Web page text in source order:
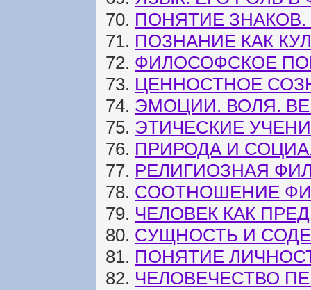
70. ПОНЯТИЕ
71. ПОЗНАНИЕ КАК
72. ФИЛОСОФСКОЕ
73. ЦЕННОСТНОЕ
74. ЭМОЦИИ. ВОЛЯ.
75. ЭТИЧЕСКИЕ
76. ПРИРОДА И
77. РЕЛИГИОЗНАЯ
78. СООТНОШЕНИЕ
79. ЧЕЛОВЕК КАК
80. СУЩНОСТЬ И
81. ПОНЯТИЕ
82. ЧЕЛОВЕЧЕСТВО